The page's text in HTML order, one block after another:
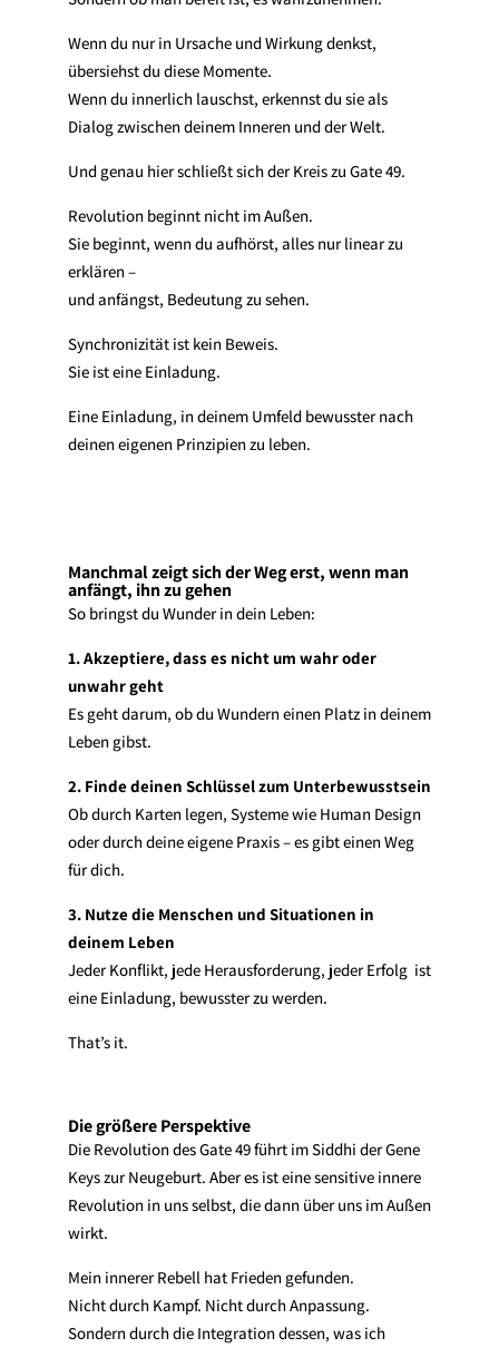
Wenn du nur in Ursache und Wirkung denkst,
übersiehst du diese Momente.
Wenn du innerlich lauschst, erkennst du sie als
Dialog zwischen deinem Inneren und der Welt.
Und genau hier schließt sich der Kreis zu Gate 49.
Revolution beginnt nicht im Außen.
Sie beginnt, wenn du aufhörst, alles nur linear zu
erklären –
und anfängst, Bedeutung zu sehen.
Synchronizität ist kein Beweis.
Sie ist eine Einladung.
Eine Einladung, in deinem Umfeld bewusster nach
deinen eigenen Prinzipien zu leben.
Manchmal zeigt sich der Weg erst, wenn man
anfängt, ihn zu gehen
So bringst du Wunder in dein Leben:
1. Akzeptiere, dass es nicht um wahr oder
unwahr geht
Es geht darum, ob du Wundern einen Platz in deinem
Leben gibst.
2. Finde deinen Schlüssel zum Unterbewusstsein
Ob durch Karten legen, Systeme wie Human Design
oder durch deine eigene Praxis – es gibt einen Weg
für dich.
3. Nutze die Menschen und Situationen in
deinem Leben
Jeder Konflikt, jede Herausforderung, jeder Erfolg ist
eine Einladung, bewusster zu werden.
That’s it.
Die größere Perspektive
Die Revolution des Gate 49 führt im Siddhi der Gene
Keys zur Neugeburt. Aber es ist eine sensitive innere
Revolution in uns selbst, die dann über uns im Außen
wirkt.
Mein innerer Rebell hat Frieden gefunden.
Nicht durch Kampf. Nicht durch Anpassung.
Sondern durch die Integration dessen, was ich